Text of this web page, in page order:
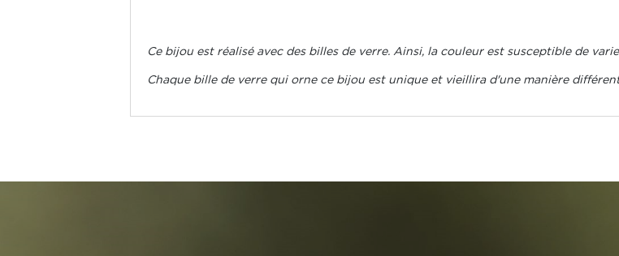
Ce bijou est réalisé avec des billes de verre. Ainsi, la couleur est susceptible de
Chaque bille de verre qui orne ce bijou est unique et vieillira d'une manière